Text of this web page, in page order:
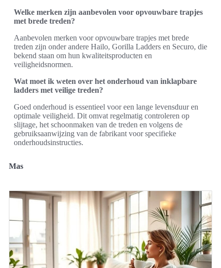
Welke merken zijn aanbevolen voor opvouwbare trapjes
met brede treden?
Aanbevolen merken voor opvouwbare trapjes met brede
treden zijn onder andere Hailo, Gorilla Ladders en Securo, die
bekend staan om hun kwaliteitsproducten en
veiligheidsnormen.
Wat moet ik weten over het onderhoud van inklapbare
ladders met veilige treden?
Goed onderhoud is essentieel voor een lange levensduur en
optimale veiligheid. Dit omvat regelmatig controleren op
slijtage, het schoonmaken van de treden en volgens de
gebruiksaanwijzing van de fabrikant voor specifieke
onderhoudsinstructies.
Mas